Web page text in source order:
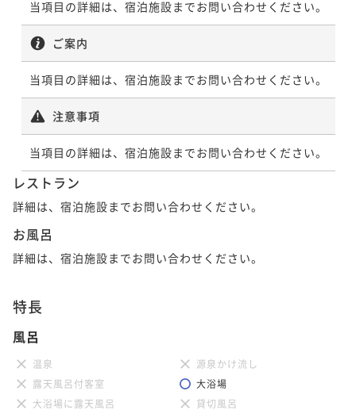
当項目の詳細は、宿泊施設までお問い合わせください。
ご案内
当項目の詳細は、宿泊施設までお問い合わせください。
注意事項
当項目の詳細は、宿泊施設までお問い合わせください。
レストラン
詳細は、宿泊施設までお問い合わせください。
お風呂
詳細は、宿泊施設までお問い合わせください。
特長
風呂
温泉
源泉かけ流し
露天風呂付客室
大浴場
大浴場に露天風呂
貸切風呂